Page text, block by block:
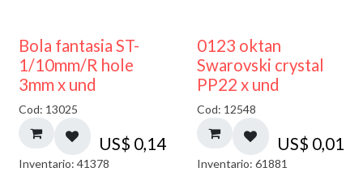
Bola fantasia ST-
1/10mm/R hole
3mm x und
Cod: 13025
US$ 0,14
Inventario: 41378
0123 oktan
Swarovski crystal
PP22 x und
Cod: 12548
US$ 0,01
Inventario: 61881